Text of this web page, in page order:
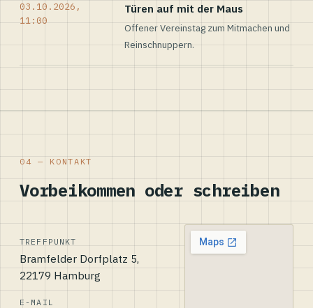
03.10.2026,
11:00
Türen auf mit der Maus
Offener Vereinstag zum Mitmachen und
Reinschnuppern.
04 — KONTAKT
Vorbeikommen oder schreiben
TREFFPUNKT
Bramfelder Dorfplatz 5,
22179 Hamburg
E-MAIL